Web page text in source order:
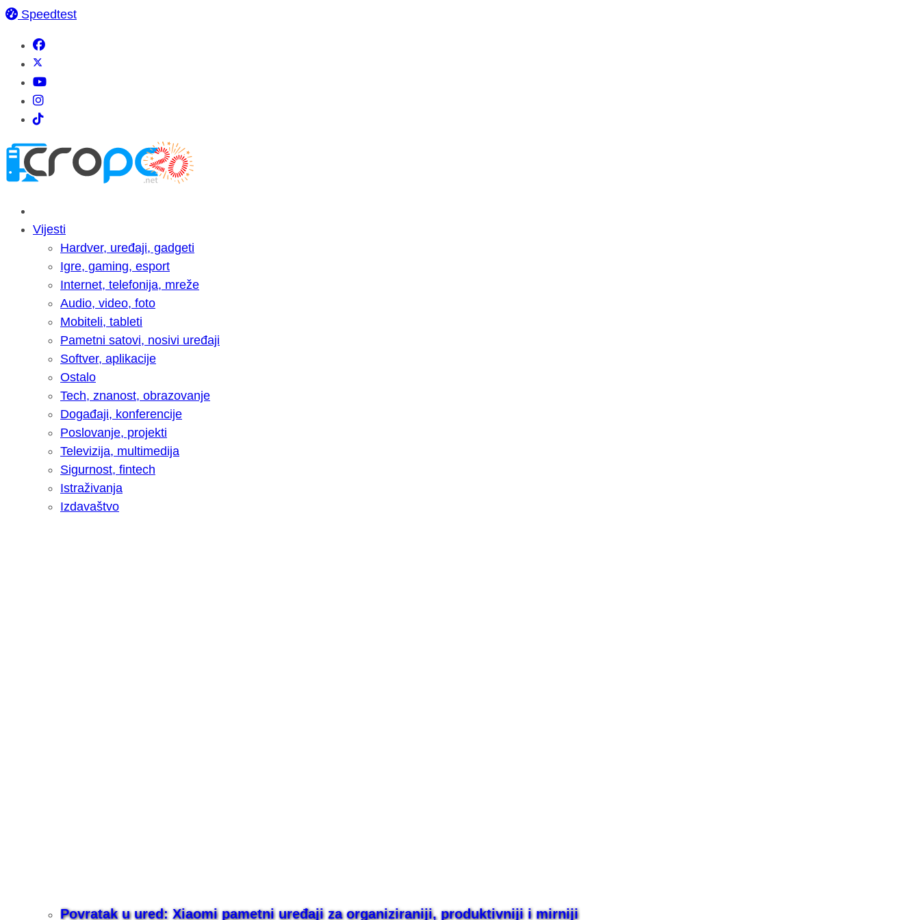
Speedtest
Vijesti
Hardver, uređaji, gadgeti
Igre, gaming, esport
Internet, telefonija, mreže
Audio, video, foto
Mobiteli, tableti
Pametni satovi, nosivi uređaji
Softver, aplikacije
Ostalo
Tech, znanost, obrazovanje
Događaji, konferencije
Poslovanje, projekti
Televizija, multimedija
Sigurnost, fintech
Istraživanja
Izdavaštvo
Povratak u ured: Xiaomi pametni uređaji za organiziraniji, produktivniji i mirniji